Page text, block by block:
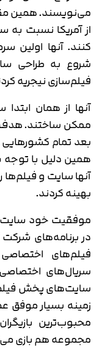
می‌نویسند. همین
از آمریکا نسبت به
کنند. آنها اولین
شروع به طراحی
فیلم‌سازی نیجریه
ممکن ساختند. هدف
بعد تمام کشورهایی
همین دلیل با توجه
آنها سایت و
بهینه کردند.
موفقیت خود سایت
در برنامه‌های
فیلم‌های
سریال‌های
زمینه بسیار
محبوب‌ترین
مجموعه هم بازی